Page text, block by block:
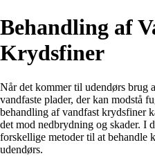
Behandling af
Krydsfiner
Når det kommer til udendørs
vandfaste plader, der kan modstå
behandling af vandfast krydsfiner
det mod nedbrydning og skader. I
forskellige metoder til at behandle
udendørs.